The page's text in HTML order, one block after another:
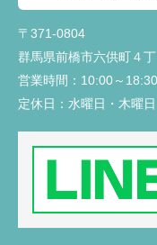
〒371-0804
群馬県前橋市六供町４
営業時間： 10:00～18:30
定休日： 水曜日・木曜日